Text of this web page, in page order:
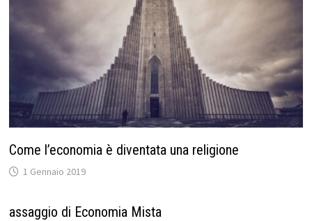
Come l’economia è diventata una religione
1 Gennaio 2019
assaggio di Economia Mista